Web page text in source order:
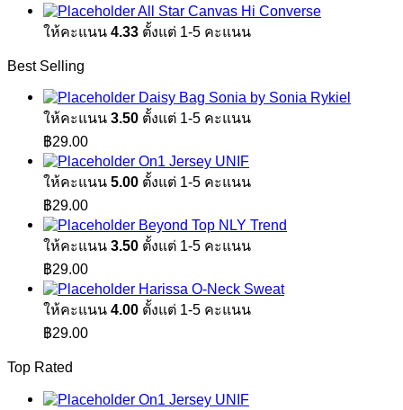
All Star Canvas Hi Converse
ให้คะแนน 4.33 ตั้งแต่ 1-5 คะแนน
Best Selling
Daisy Bag Sonia by Sonia Rykiel
ให้คะแนน 3.50 ตั้งแต่ 1-5 คะแนน
฿29.00
On1 Jersey UNIF
ให้คะแนน 5.00 ตั้งแต่ 1-5 คะแนน
฿29.00
Beyond Top NLY Trend
ให้คะแนน 3.50 ตั้งแต่ 1-5 คะแนน
฿29.00
Harissa O-Neck Sweat
ให้คะแนน 4.00 ตั้งแต่ 1-5 คะแนน
฿29.00
Top Rated
On1 Jersey UNIF